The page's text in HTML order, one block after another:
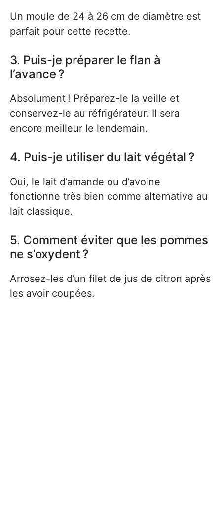
Un moule de 24 à 26 cm de diamètre est
parfait pour cette recette.
3. Puis-je préparer le flan à
l’avance ?
Absolument ! Préparez-le la veille et
conservez-le au réfrigérateur. Il sera
encore meilleur le lendemain.
4. Puis-je utiliser du lait végétal ?
Oui, le lait d’amande ou d’avoine
fonctionne très bien comme alternative au
lait classique.
5. Comment éviter que les pommes
ne s’oxydent ?
Arrosez-les d’un filet de jus de citron après
les avoir coupées.